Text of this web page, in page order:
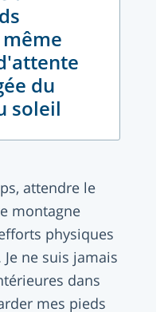
du
soleil
attendre le
montagne
physiques
ne suis jamais
dans
mes pieds